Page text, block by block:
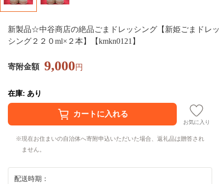
新製品☆中谷商店の絶品ごまドレッシング【新姫ごまドレッ
シング２２０ml×２本】【kmkn0121】
寄附金額 9,000円
在庫: あり
お気に入り
現在お住まいの自治体へ寄附申込いただいた場合、返礼品は贈答され
ません。
配送時期：